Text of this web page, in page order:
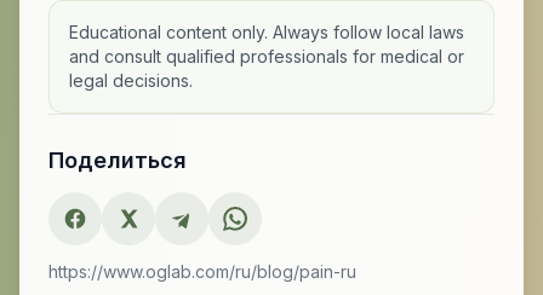
Educational content only. Always follow local laws
and consult qualified professionals for medical or
legal decisions.
Поделиться
https://www.oglab.com/ru/blog/pain-ru